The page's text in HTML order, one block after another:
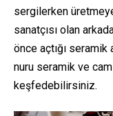
sergilerken
sanatçısı olan
önce açtığı
nuru seramik ve cam
keşfedebilirsiniz.